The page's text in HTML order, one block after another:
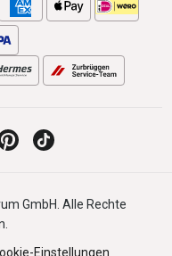
GmbH. Alle Rechte
Einstellungen